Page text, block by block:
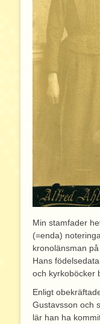
Min stamfader
(=enda)
kronolänsman på
Hans
och kyrkoböcker
Enligt
Gustavsson och
lär han ha